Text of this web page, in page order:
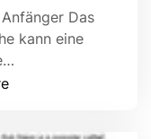
Das
kann eine